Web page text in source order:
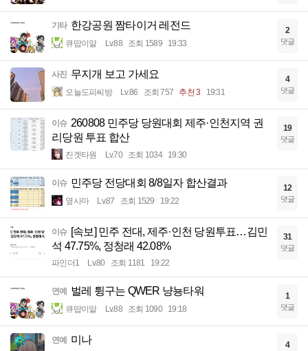
기타 한강공원 짬타이거 레전드
큐땁이알 Lv.88 조회 1589 19:33
2
댓글
사진 무지개 보고 가세요
오늘도피씨방 Lv.86 조회 757 추천 3 19:31
4
댓글
이슈 260808 민주당 당원대회 제주·인천지역 권
리당원 투표 합산
진겟타원 Lv.70 조회 1034 19:30
19
댓글
이슈 민주당 전당대회 8/8일자 합산결과
옆사마 Lv.87 조회 1529 19:22
12
댓글
이슈 [속보] 민주 전대, 제주·인천 당원투표…김민
석 47.75%, 정청래 42.08%
파인더1 Lv.80 조회 1181 19:22
31
댓글
연예 벌레 튕구는 QWER 냥뇽타워
큐땁이알 Lv.88 조회 1090 19:18
1
댓글
연예 미나 4